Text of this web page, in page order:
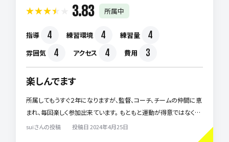
3.83 所属中
指導 4 練習環境 4 練習量 4
雰囲気 4 アクセス 4 費用 3
楽しんでます
所属してもうすぐ２年になりますが、監督、コーチ、チームの仲間に恵
まれ、毎回楽しく参加出来ています。 もともと運動が得意ではなく、
意欲も人よりも少ないので、飛躍的な上達とは言えませんが、本人
suiさんの投稿 投稿日 2024年4月25日